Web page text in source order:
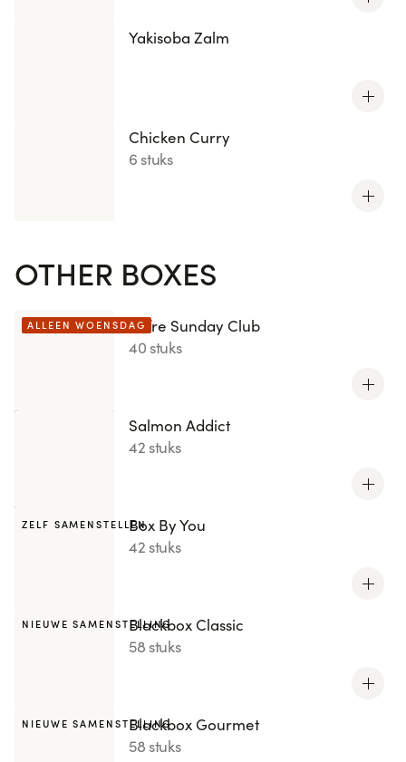
Yakisoba Zalm
Chicken Curry
6 stuks
OTHER BOXES
ALLEEN WOENSDAGOffre Sunday Club
40 stuks
Salmon Addict
42 stuks
ZELF SAMENSTELLENBox By You
42 stuks
NIEUWE SAMENSTELLINGBlackbox Classic
58 stuks
NIEUWE SAMENSTELLINGBlackbox Gourmet
58 stuks